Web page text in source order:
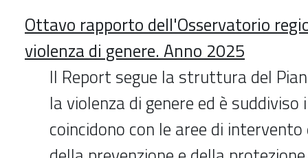
Ottavo rapporto dell'Osservatorio
violenza di genere. Anno 2025
Il Report segue la struttura del
la violenza di genere ed è
coincidono con le aree di